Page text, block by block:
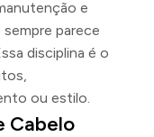
e
parece
disciplina é o
ou estilo.
Cabelo